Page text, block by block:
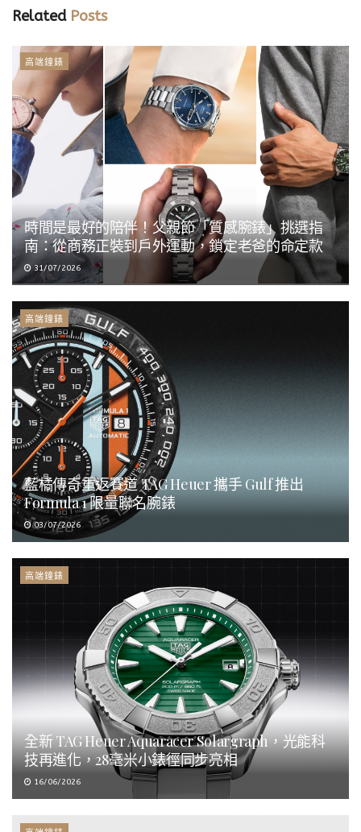
RelatedPosts
高端鐘錶
時間是最好的陪伴！父親節「質感腕錶」挑選指
南：從商務正裝到戶外運動，鎖定老爸的命定款
31/07/2026
高端鐘錶
藍橘傳奇重返賽道 TAG Heuer 攜手 Gulf 推出
Formula 1 限量聯名腕錶
03/07/2026
高端鐘錶
全新 TAG Heuer Aquaracer Solargraph，光能科
技再進化，28毫米小錶徑同步亮相
16/06/2026